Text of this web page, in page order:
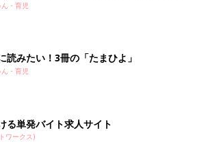
・育児
読みたい！3冊の「たまひよ」
・育児
る単発バイト求人サイト
ワークス)